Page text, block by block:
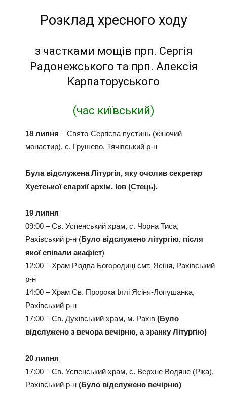
Розклад хресного ходу
з частками мощів прп. Сергія
Радонежського та прп. Алексія
Карпаторуського
(час київський)
18 липня – Свято-Сергієва пустинь (жіночий
монастир), с. Грушево, Тячівський р-н
Була відслужена Літургія, яку очолив секретар
Хустської єпархії архім. Іов (Стець).
19 липня
09:00 – Св. Успенський храм, с. Чорна Тиса,
Рахівський р-н (Було відслужено літургію, після
якої співали акафіст)
12:00 – Храм Різдва Богородиці смт. Ясіня, Рахівський
р-н
14:00 – Храм Св. Пророка Іллі Ясіня-Лопушанка,
Рахівський р-н
17:00 – Св. Духівський храм, м. Рахів (Було
відслужено з вечора вечірню, а зранку Літургію)
20 липня
17:00 – Св. Успенський храм, с. Верхне Водяне (Ріка),
Рахівський р-н (Було відслужено вечірню)